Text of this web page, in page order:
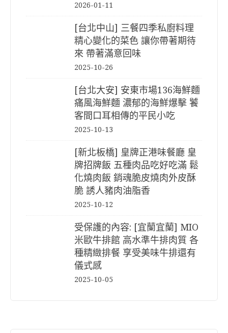
2026-01-11
[台北中山] 三餐四季私廚料理
精心變化的菜色 讓你帶著期待
來 帶著滿意回味
2025-10-26
[台北大安] 安東市場136海鮮麵
痛風海鮮麵 濃郁的海鮮爆擊 饕
客間口耳相傳的平民小吃
2025-10-13
[新北板橋] 皇牌正港味餐廳 皇
牌招牌飯 五種肉品吃好吃滿 鬆
化燒肉飯 銷魂脆皮燒肉外皮酥
脆 誘人豬肉油脂香
2025-10-12
受保護的內容: [宜蘭宜蘭] MIO
米歐牛排館 高水準牛排肉質 各
種精緻排餐 享受美味牛排還有
儀式感
2025-10-05